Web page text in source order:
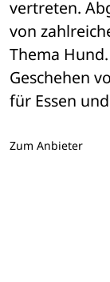
vertreten.
von
Thema
Geschehen
für Essen
Zum Anbieter